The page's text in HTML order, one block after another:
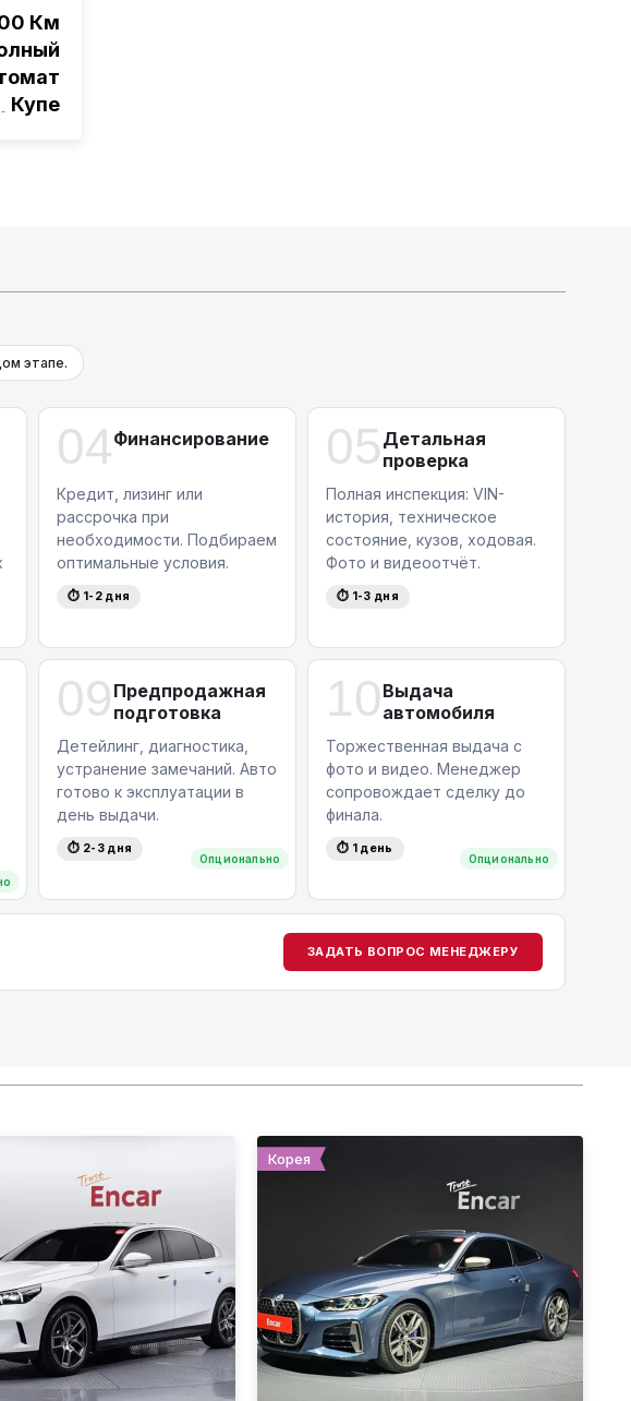
Км
Купе
этапе.
04Финансирование
Кредит, лизинг или
рассрочка при
необходимости. Подбираем
оптимальные условия.
⏱ 1-2 дня
05 Детальная
проверка
Полная инспекция: VIN-
история, техническое
состояние, кузов, ходовая.
Фото и видеоотчёт.
⏱ 1-3 дня
09 Предпродажная
подготовка
Опционально
Детейлинг, диагностика,
устранение замечаний. Авто
готово к эксплуатации в
день выдачи.
⏱ 2-3 дня
10 Выдача
автомобиля
Опционально
Торжественная выдача с
фото и видео. Менеджер
сопровождает сделку до
финала.
⏱ 1 день
ЗАДАТЬ ВОПРОС МЕНЕДЖЕРУ
Корея